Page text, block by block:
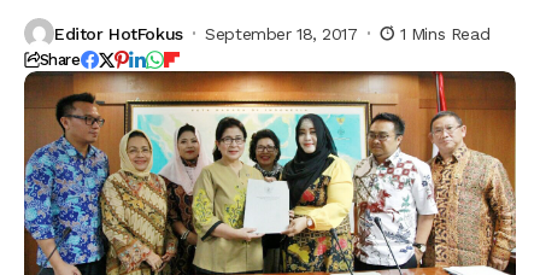
Editor HotFokus September 18, 2017 1 Mins Read
Share